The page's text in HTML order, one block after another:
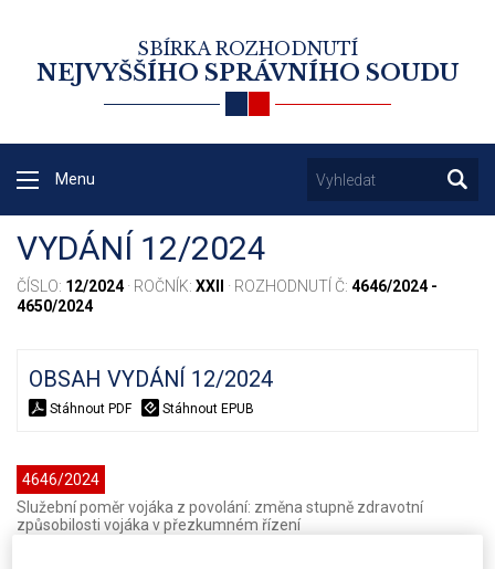
SBÍRKA ROZHODNUTÍ
NEJVYŠŠÍHO SPRÁVNÍHO SOUDU
Menu
VYDÁNÍ 12/2024
ČÍSLO: 12/2024· ROČNÍK: XXII · ROZHODNUTÍ Č: 4646/2024 -
4650/2024
OBSAH VYDÁNÍ 12/2024
Stáhnout PDF Stáhnout EPUB
4646/2024
Služební poměr vojáka z povolání: změna stupně zdravotní
způsobilosti vojáka v přezkumném řízení